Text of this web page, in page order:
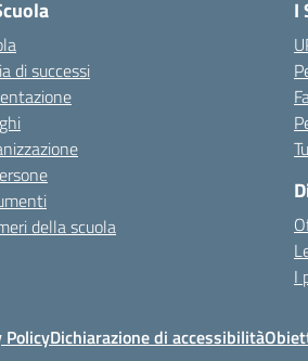
di successi
della scuola
I
I
PolicyDichiarazione di accessibilità